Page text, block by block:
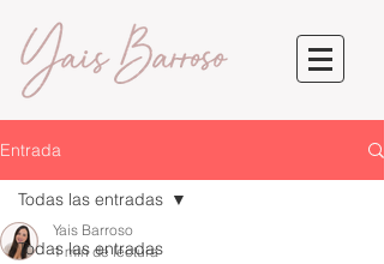
Entrada
Todas las entradas
Todas las entradas
Yais Barroso
1 min de lectura